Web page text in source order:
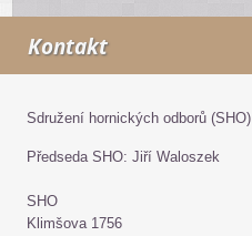
Kontakt
Sdružení hornických odborů (SHO)
Předseda SHO: Jiří Waloszek
SHO
Klimšova 1756